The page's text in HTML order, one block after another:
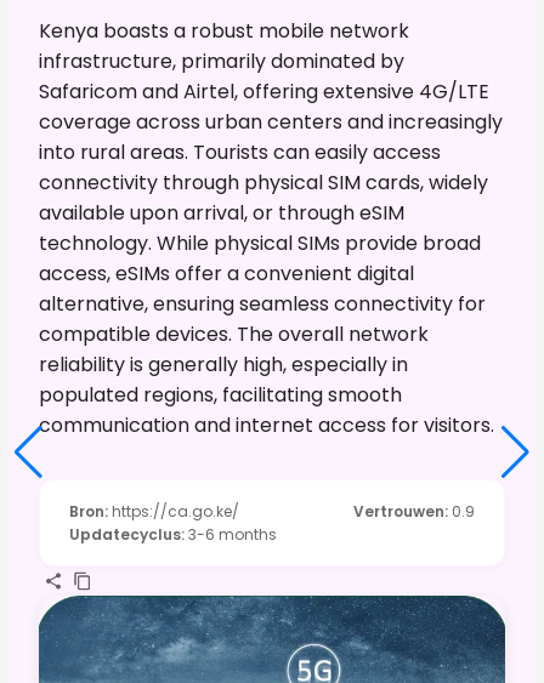
Kenya boasts a robust mobile network
infrastructure, primarily dominated by
Safaricom and Airtel, offering extensive 4G/LTE
coverage across urban centers and increasingly
into rural areas. Tourists can easily access
connectivity through physical SIM cards, widely
available upon arrival, or through eSIM
technology. While physical SIMs provide broad
access, eSIMs offer a convenient digital
alternative, ensuring seamless connectivity for
compatible devices. The overall network
reliability is generally high, especially in
populated regions, facilitating smooth
communication and internet access for visitors.
Bron: https://ca.go.ke/ Vertrouwen: 0.9
Updatecyclus:3-6 months